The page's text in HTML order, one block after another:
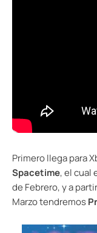
Primero llega para
Spacetime, el cual
de Febrero, y a
Marzo tendremos